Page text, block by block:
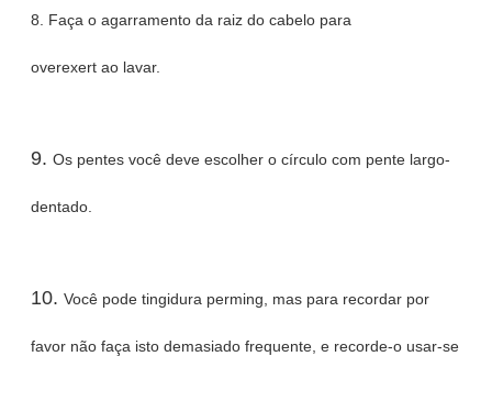
8. Faça o agarramento da raiz do cabelo para
overexert ao lavar.
9. Os pentes você deve escolher o círculo com pente largo-
dentado.
10. Você pode tingidura perming, mas para recordar por
favor não faça isto demasiado frequente, e recorde-o usar-se